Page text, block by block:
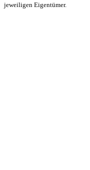
jeweiligen Eigentümer.